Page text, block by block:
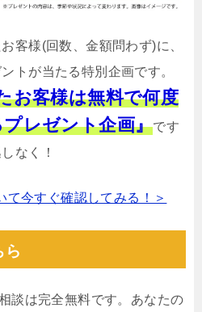
客様(回数、金額問わず)に、
トが当たる特別企画です。
お客様は無料で何度
レゼント企画』です
なく！
て今すぐ確認してみる！＞
ら
談は完全無料です。あなたの